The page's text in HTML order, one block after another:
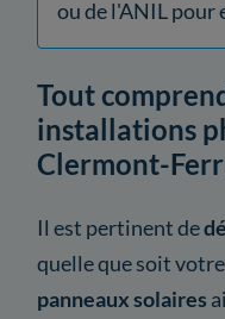
ou de l'ANIL pour
Tout
installations
Clermont-
Il est pertinent de
quelle que soit
panneaux solaires